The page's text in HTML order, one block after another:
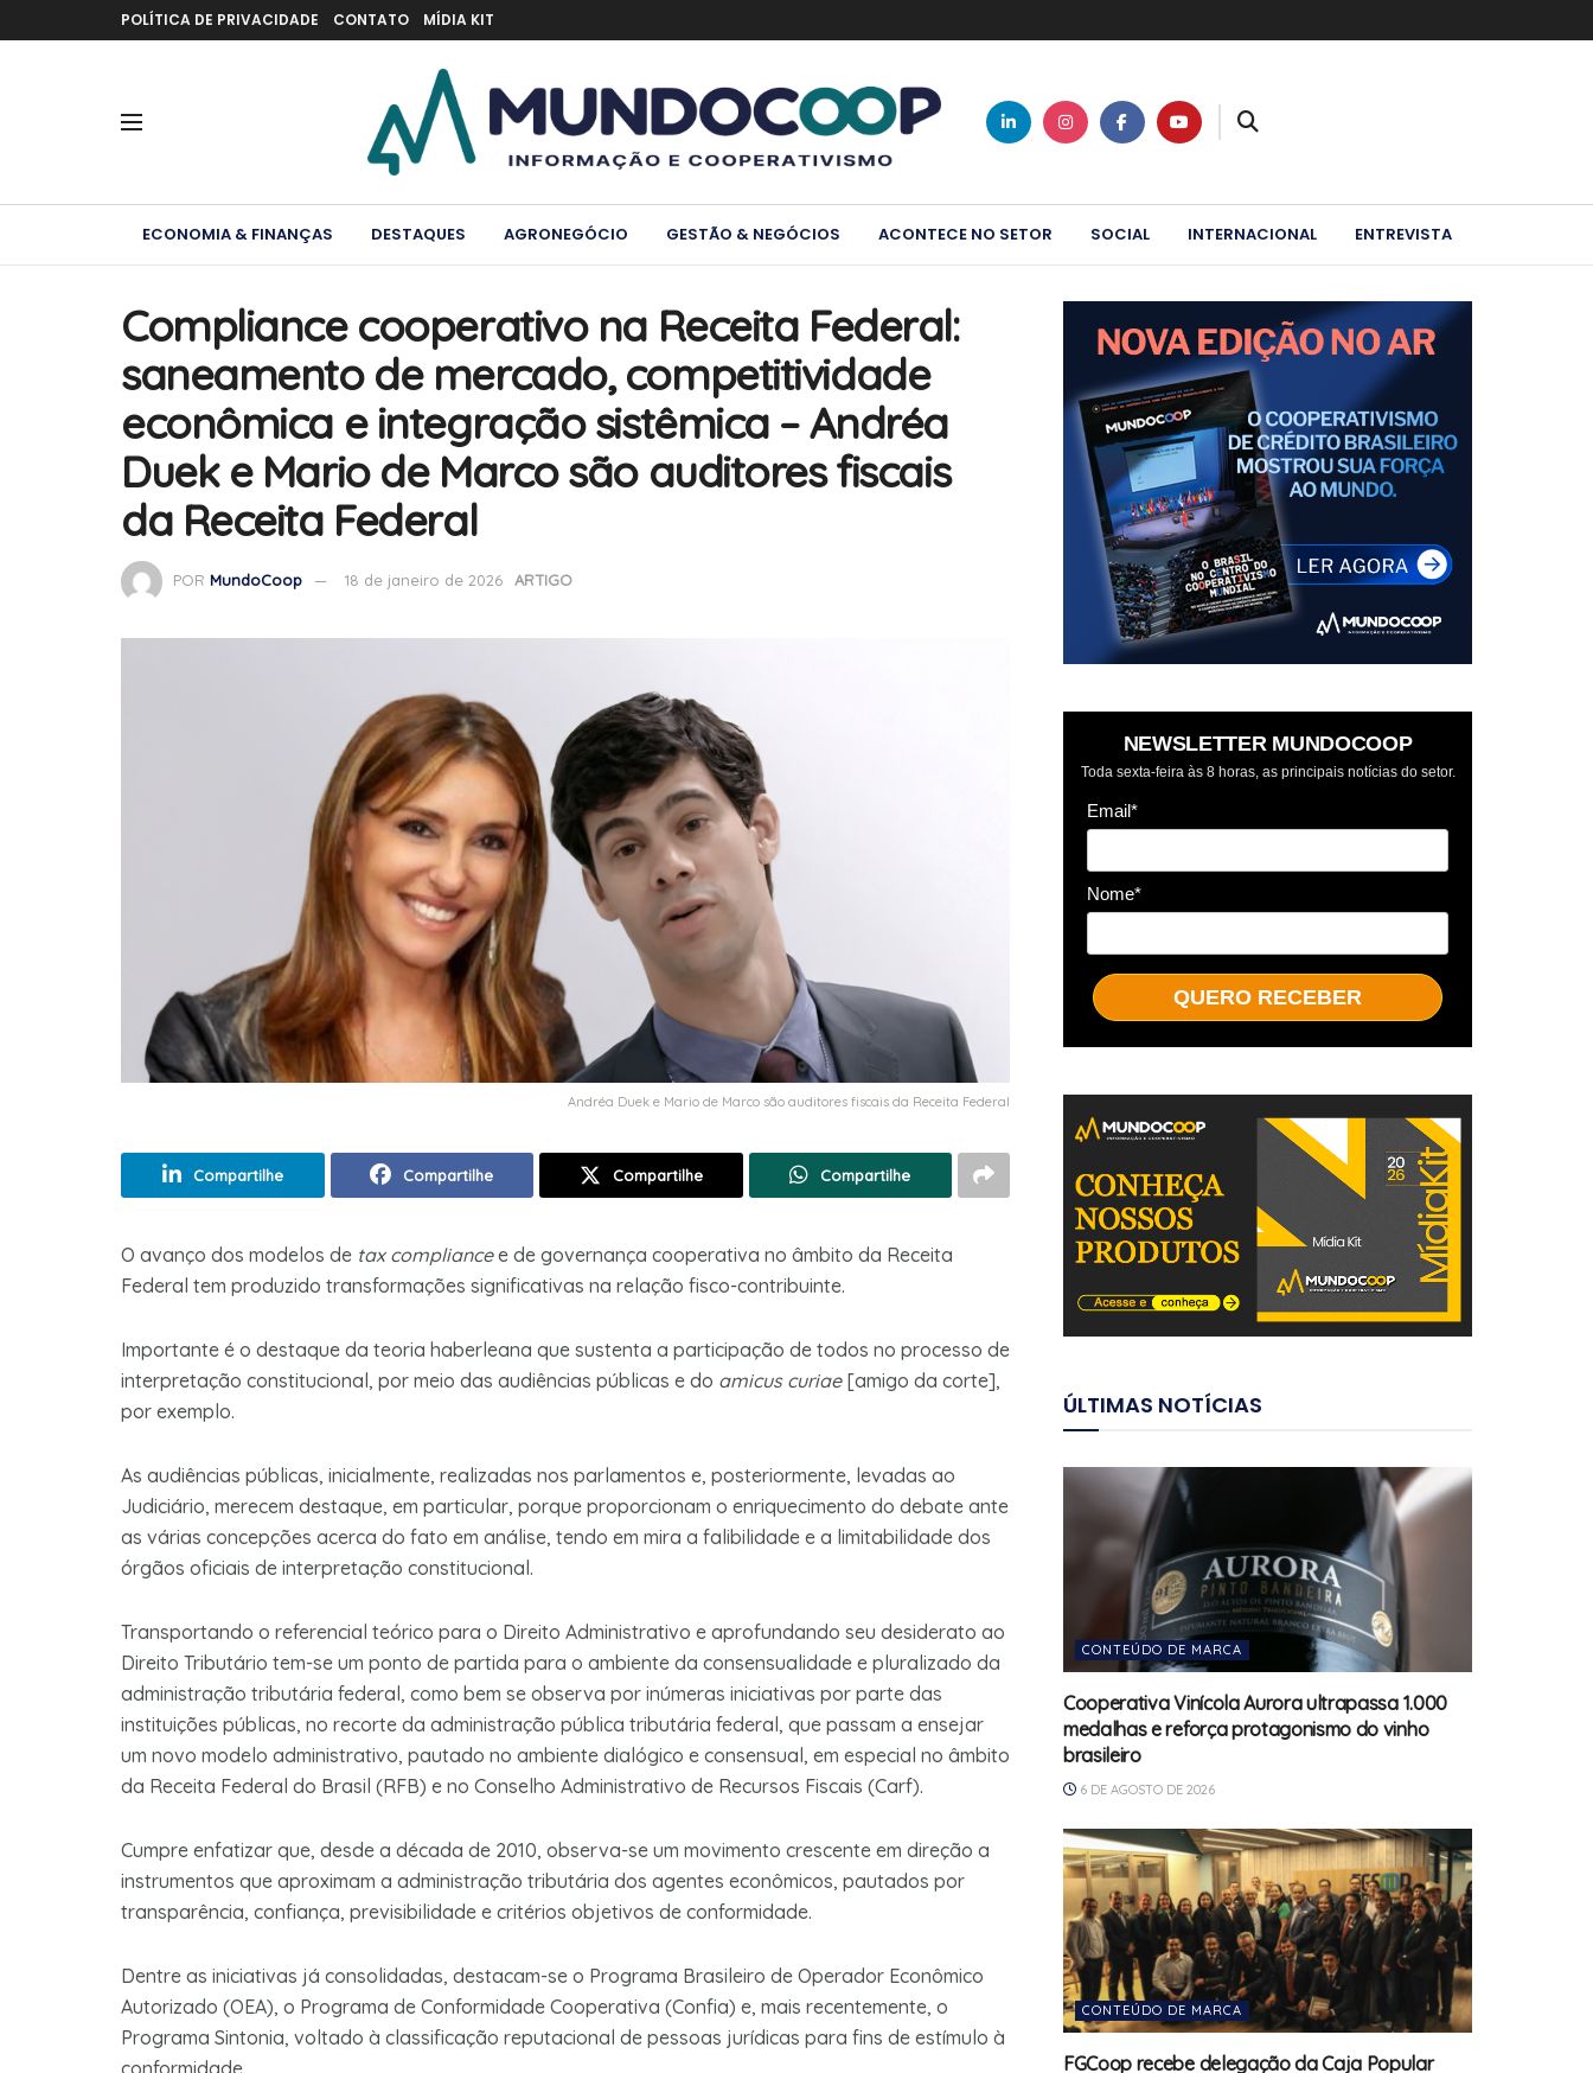
POLÍTICA DE PRIVACIDADE CONTATO MÍDIA KIT
ECONOMIA & FINANÇAS DESTAQUES AGRONEGÓCIO GESTÃO & NEGÓCIOS ACONTECE NO SETOR SOCIAL INTERNACIONAL ENTREVISTA
Compliance cooperativo na Receita Federal:
saneamento de mercado, competitividade
econômica e integração sistêmica – Andréa
Duek e Mario de Marco são auditores fiscais
da Receita Federal
POR MundoCoop 18 de janeiro de 2026 ARTIGO
Andréa Duek e Mario de Marco são auditores fiscais da Receita Federal
Compartilhe Compartilhe Compartilhe Compartilhe
O avanço dos modelos de tax compliancee de governança cooperativa no âmbito da Receita
Federal tem produzido transformações significativas na relação fisco-contribuinte.
Importante é o destaque da teoria haberleana que sustenta a participação de todos no processo de
interpretação constitucional, por meio das audiências públicas e do amicus curiae[amigo da corte],
por exemplo.
As audiências públicas, inicialmente, realizadas nos parlamentos e, posteriormente, levadas ao
Judiciário, merecem destaque, em particular, porque proporcionam o enriquecimento do debate ante
as várias concepções acerca do fato em análise, tendo em mira a falibilidade e a limitabilidade dos
órgãos oficiais de interpretação constitucional.
Transportando o referencial teórico para o Direito Administrativo e aprofundando seu desiderato ao
Direito Tributário tem-se um ponto de partida para o ambiente da consensualidade e pluralizado da
administração tributária federal, como bem se observa por inúmeras iniciativas por parte das
instituições públicas, no recorte da administração pública tributária federal, que passam a ensejar
um novo modelo administrativo, pautado no ambiente dialógico e consensual, em especial no âmbito
da Receita Federal do Brasil (RFB) e no Conselho Administrativo de Recursos Fiscais (Carf).
Cumpre enfatizar que, desde a década de 2010, observa-se um movimento crescente em direção a
instrumentos que aproximam a administração tributária dos agentes econômicos, pautados por
transparência, confiança, previsibilidade e critérios objetivos de conformidade.
Dentre as iniciativas já consolidadas, destacam-se o Programa Brasileiro de Operador Econômico
Autorizado (OEA), o Programa de Conformidade Cooperativa (Confia) e, mais recentemente, o
Programa Sintonia, voltado à classificação reputacional de pessoas jurídicas para fins de estímulo à
NEWSLETTER MUNDOCOOP
Toda sexta-feira às 8 horas, as principais notícias do setor.
Email*
Nome*
QUERO RECEBER
ÚLTIMAS NOTÍCIAS
CONTEÚDO DE MARCA
Cooperativa Vinícola Aurora ultrapassa 1.000
medalhas e reforça protagonismo do vinho
brasileiro
6 DE AGOSTO DE 2026
CONTEÚDO DE MARCA
FGCoop recebe delegação da Caja Popular